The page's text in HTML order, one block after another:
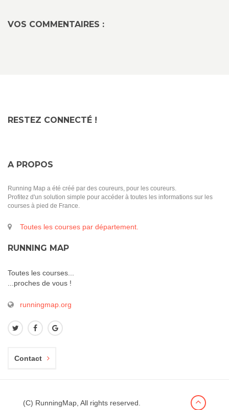
VOS COMMENTAIRES :
RESTEZ CONNECTÉ !
A PROPOS
Running Map a été créé par des coureurs, pour les coureurs.
Profitez d'un solution simple pour accéder à toutes les informations sur les
courses à pied de France.
Toutes les courses par département.
RUNNING MAP
Toutes les courses...
...proches de vous !
runningmap.org
Contact
(C) RunningMap, All rights reserved.